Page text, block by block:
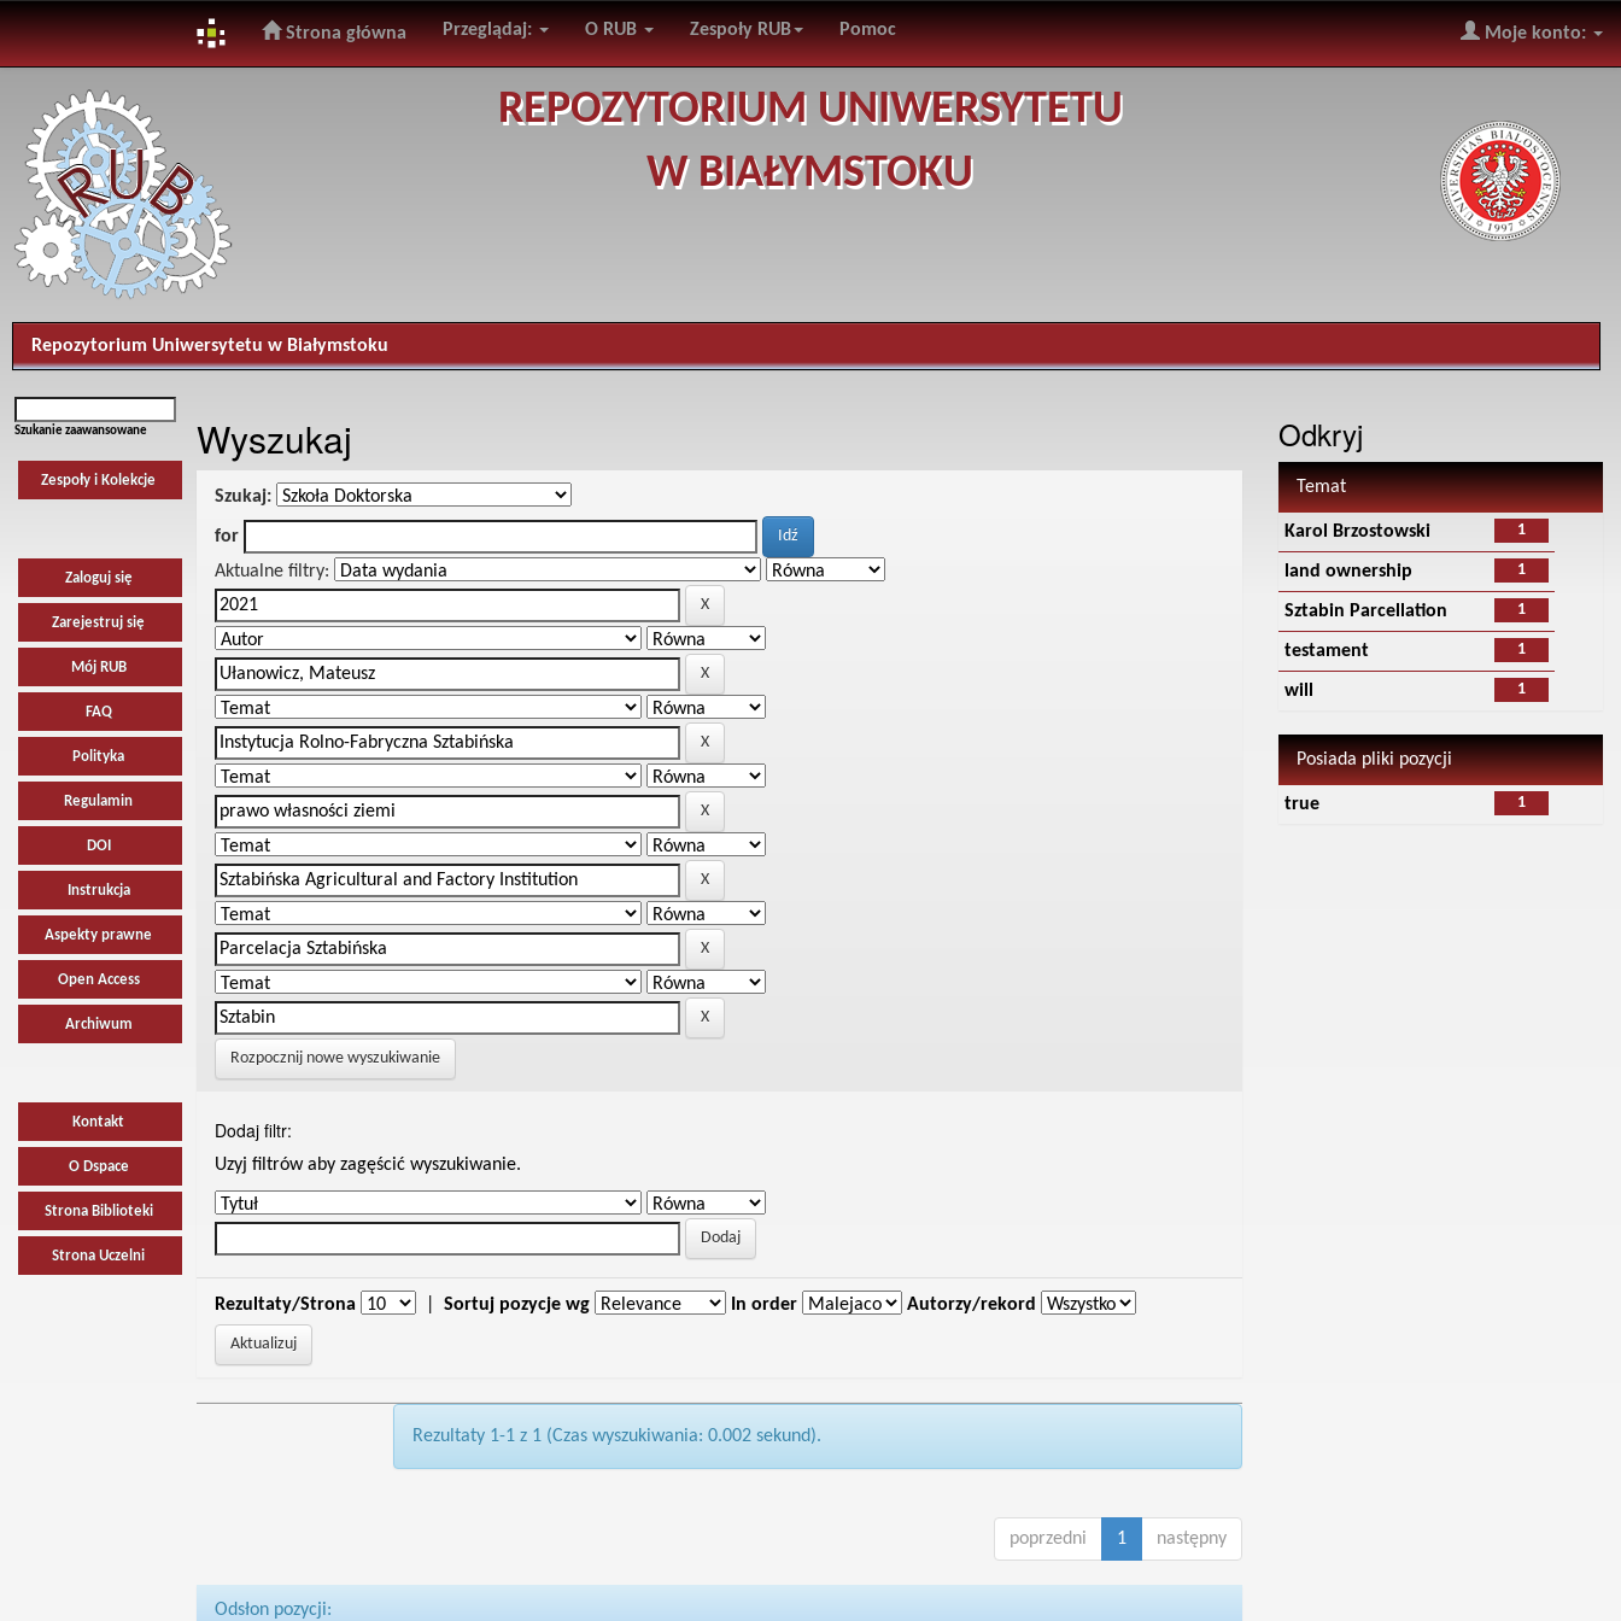
navigation
Strona główna Przeglądaj: O RUB Zespoły RUB Pomoc Moje konto:
REPOZYTORIUM UNIWERSYTETU
W BIAŁYMSTOKU
Repozytorium Uniwersytetu w Białymstoku
Szukanie zaawansowane
Zespoły i Kolekcje
Zaloguj się
Zarejestruj się
Mój RUB
FAQ
Polityka
Regulamin
DOI
Instrukcja
Aspekty prawne
Open Access
Archiwum
Kontakt
O Dspace
Strona Biblioteki
Strona Uczelni
Wyszukaj
Szukaj:
for
Aktualne filtry:
Rozpocznij nowe wyszukiwanie
Dodaj filtr:
Uzyj filtrów aby zagęścić wyszukiwanie.
Rezultaty/Strona Sortuj pozycje wg In order Autorzy/rekord
Rezultaty 1-1 z 1 (Czas wyszukiwania: 0.002 sekund).
poprzedni 1 następny
Odsłon pozycji:
Odkryj
Temat
1
Karol Brzostowski
1
land ownership
1
Sztabin Parcellation
1
testament
1
will
Posiada pliki pozycji
1
true